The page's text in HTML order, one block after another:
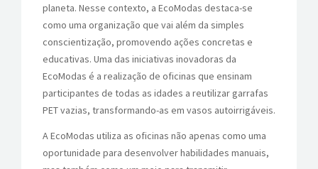
planeta. Nesse contexto, a EcoModas destaca-se
como uma organização que vai além da simples
conscientização, promovendo ações concretas e
educativas. Uma das iniciativas inovadoras da
EcoModas é a realização de oficinas que ensinam
participantes de todas as idades a reutilizar garrafas
PET vazias, transformando-as em vasos autoirrigáveis.
A EcoModas utiliza as oficinas não apenas como uma
oportunidade para desenvolver habilidades manuais,